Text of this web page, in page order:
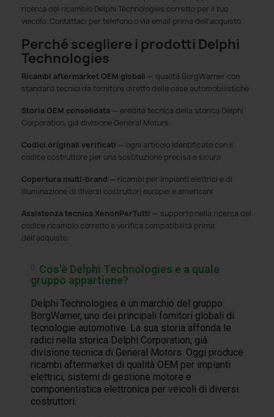
ricerca del ricambio Delphi Technologies corretto per il tuo
veicolo. Contattaci per telefono o via email prima dell'acquisto.
Perché scegliere i prodotti Delphi
Technologies
Ricambi aftermarket OEM globali — qualità BorgWarner con
standard tecnici da fornitore diretto delle case automobilistiche
Storia OEM consolidata — eredità tecnica della storica Delphi
Corporation, già divisione General Motors
Codici originali verificati — ogni articolo identificato con il
codice costruttore per una sostituzione precisa e sicura
Copertura multi-brand — ricambi per impianti elettrici e di
illuminazione di diversi costruttori europei e americani
Assistenza tecnica XenonPerTutti — supporto nella ricerca del
codice ricambio corretto e verifica compatibilità prima
dell'acquisto
Cos'è Delphi Technologies e a quale
gruppo appartiene?
Delphi Technologies è un marchio del gruppo
BorgWarner, uno dei principali fornitori globali di
tecnologie automotive. La sua storia affonda le
radici nella storica Delphi Corporation, già
divisione tecnica di General Motors. Oggi produce
ricambi aftermarket di qualità OEM per impianti
elettrici, sistemi di gestione motore e
componentistica elettronica per veicoli di diversi
costruttori.